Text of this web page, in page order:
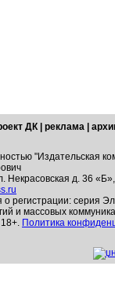
ДК реклама
"Издательская
Некрасовская д. 36
регистрации: серия
и массовых
Политика